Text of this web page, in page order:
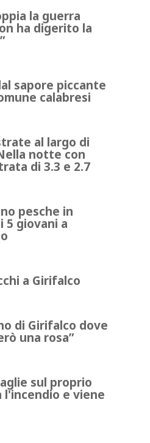
la guerra
ha digerito la
sapore piccante
calabresi
al largo di
notte con
di 3.3 e 2.7
pesche in
5 giovani a
a Girifalco
di Girifalco dove
una rosa”
sul proprio
l'incendio e viene